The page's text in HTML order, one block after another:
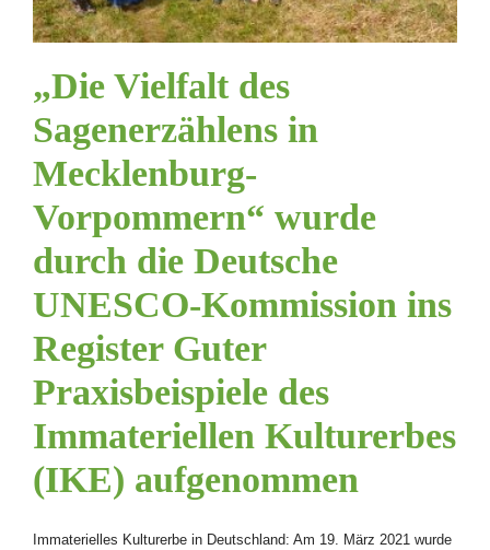
„Die Vielfalt des
Sagenerzählens in
Mecklenburg-
Vorpommern“ wurde
durch die Deutsche
UNESCO-Kommission ins
Register Guter
Praxisbeispiele des
Immateriellen Kulturerbes
(IKE) aufgenommen
Immaterielles Kulturerbe in Deutschland: Am 19. März 2021 wurde